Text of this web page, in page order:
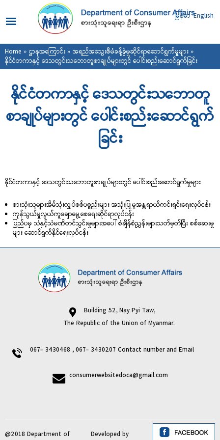
main
content
မြန်မာ English
You are here
Home » ဌာနအကြောင်း» အရည်အသွေးစီမံခန့်ခွဲမှုဆိုင်ရာဆောင်ရွက်မှုများ»
နိုင်ငံတကာနှင့် ဒေသတွင်းသဘောတူစာချုပ်များတွင် ပေါင်းစည်းဆောင်ရွက်ခြင်း
နိုင်ငံတကာနှင့် ဒေသတွင်းသဘောတူ
စာချုပ်များတွင် ပေါင်းစည်းဆောင်ရွက်
ခြင်း
နိုင်ငံတကာနှင့် ဒေသတွင်းသဘောတူစာချုပ်များတွင် ပေါင်းစည်းဆောင်ရွက်မှုများ
စားသုံးသူများအိမ်သုံးလျှပ်စစ်ပစ္စည်းများ အသုံးပြုမှုအန္တရာယ်ကင်းရှင်းရေးလုပ်ငန်း
ကုန်သွယ်မှုလွယ်ကူချောမွေ့စေရေးဆိုင်ရာလုပ်ငန်း
ပြည်ပမှ သံနှင့်သံမဏိတင်သွင်းမှုများအပေါ် စံချိန်စံညွှန်းများသတ်မှတ်ပြီး စစ်ဆေးမှု
များ‌ ဆောင်ရွက်နိုင်ရေးလုပ်ငန်း
Building 52, Nay Pyi Taw,
The Republic of the Union of Myanmar.
067- 3430468 , 067- 3430207 Contact number and Email
consumerwebsitedoca@gmail.com
@2018 Department of Developed by